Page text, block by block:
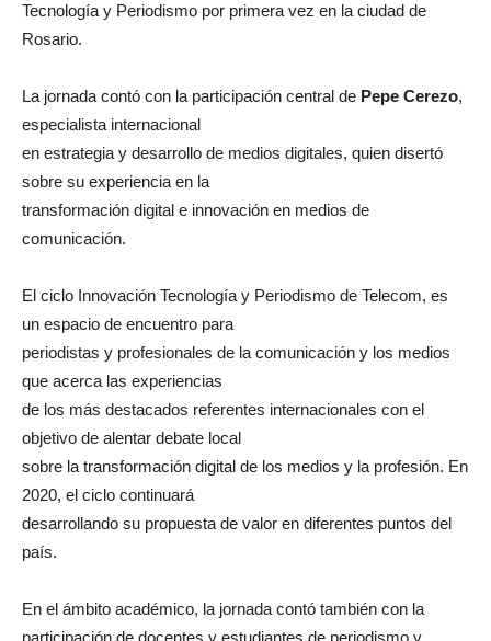
Tecnología y Periodismo por primera vez en la ciudad de
Rosario.
La jornada contó con la participación central de Pepe Cerezo,
especialista internacional
en estrategia y desarrollo de medios digitales, quien disertó
sobre su experiencia en la
transformación digital e innovación en medios de
comunicación.
El ciclo Innovación Tecnología y Periodismo de Telecom, es
un espacio de encuentro para
periodistas y profesionales de la comunicación y los medios
que acerca las experiencias
de los más destacados referentes internacionales con el
objetivo de alentar debate local
sobre la transformación digital de los medios y la profesión. En
2020, el ciclo continuará
desarrollando su propuesta de valor en diferentes puntos del
país.
En el ámbito académico, la jornada contó también con la